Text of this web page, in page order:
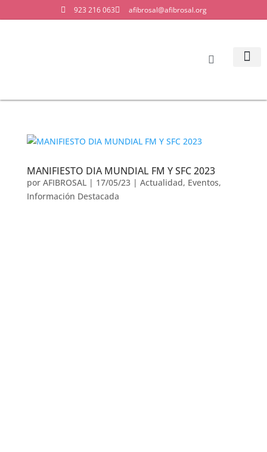
923 216 063 afibrosal@afibrosal.org
MANIFIESTO DIA MUNDIAL FM Y SFC 2023
por AFIBROSAL| 17/05/23| Actualidad, Eventos,
Información Destacada